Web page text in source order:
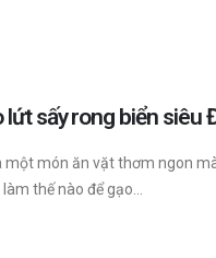
sấy rong biển siêu
một món ăn vặt thơm ngon
thế nào để gạo...